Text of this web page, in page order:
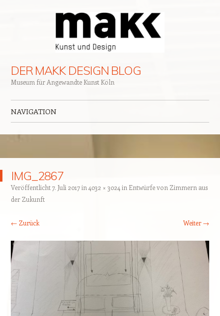
DER MAKK DESIGN BLOG
Museum für Angewandte Kunst Köln
NAVIGATION
IMG_2867
Veröffentlicht7. Juli 2017in 4032 × 3024 in Entwürfe von Zimmern aus
der Zukunft
← Zurück Weiter →